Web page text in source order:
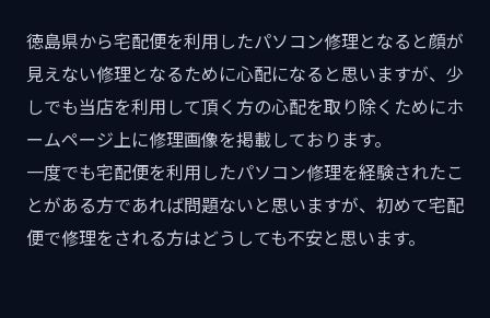
徳島県から宅配便を利用したパソコン修理となると顔が
見えない修理となるために心配になると思いますが、少
しでも当店を利用して頂く方の心配を取り除くためにホ
ームページ上に修理画像を掲載しております。
一度でも宅配便を利用したパソコン修理を経験されたこ
とがある方であれば問題ないと思いますが、初めて宅配
便で修理をされる方はどうしても不安と思います。